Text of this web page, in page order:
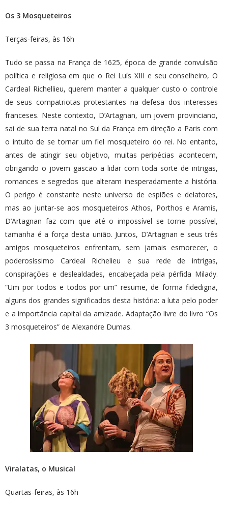
Os 3 Mosqueteiros
Terças-feiras, às 16h
Tudo se passa na França de 1625, época de grande convulsão
política e religiosa em que o Rei Luís XIII e seu conselheiro, O
Cardeal Richellieu, querem manter a qualquer custo o controle
de seus compatriotas protestantes na defesa dos interesses
franceses. Neste contexto, D’Artagnan, um jovem provinciano,
sai de sua terra natal no Sul da França em direção a Paris com
o intuito de se tornar um fiel mosqueteiro do rei. No entanto,
antes de atingir seu objetivo, muitas peripécias acontecem,
obrigando o jovem gascão a lidar com toda sorte de intrigas,
romances e segredos que alteram inesperadamente a história.
O perigo é constante neste universo de espiões e delatores,
mas ao juntar-se aos mosqueteiros Athos, Porthos e Aramis,
D’Artagnan faz com que até o impossível se torne possível,
tamanha é a força desta união. Juntos, D’Artagnan e seus três
amigos mosqueteiros enfrentam, sem jamais esmorecer, o
poderosíssimo Cardeal Richelieu e sua rede de intrigas,
conspirações e deslealdades, encabeçada pela pérfida Milady.
“Um por todos e todos por um” resume, de forma fidedigna,
alguns dos grandes significados desta história: a luta pelo poder
e a importância capital da amizade. Adaptação livre do livro “Os
3 mosqueteiros” de Alexandre Dumas.
Viralatas, o Musical
Quartas-feiras, às 16h